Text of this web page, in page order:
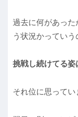
過去に何があっ
う状況かっていう
挑戦し続けてる姿
それ位に思ってい